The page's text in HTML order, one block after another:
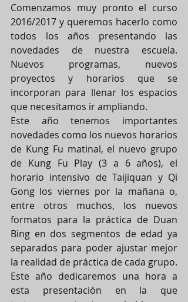
Comenzamos muy pronto el curso
2016/2017 y queremos hacerlo como
todos los años presentando las
novedades de nuestra escuela.
Nuevos programas, nuevos
proyectos y horarios que se
incorporan para llenar los espacios
que necesitamos ir ampliando.
Este año tenemos importantes
novedades como los nuevos horarios
de Kung Fu matinal, el nuevo grupo
de Kung Fu Play (3 a 6 años), el
horario intensivo de Taijiquan y Qi
Gong los viernes por la mañana o,
entre otros muchos, los nuevos
formatos para la práctica de Duan
Bing en dos segmentos de edad ya
separados para poder ajustar mejor
la realidad de práctica de cada grupo.
Este año dedicaremos una hora a
esta presentación en la que